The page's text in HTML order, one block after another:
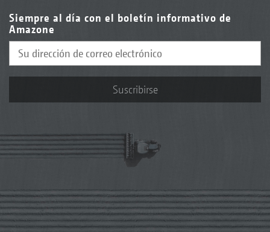
Siempre al día con el boletín informativo de
Amazone
Suscribirse